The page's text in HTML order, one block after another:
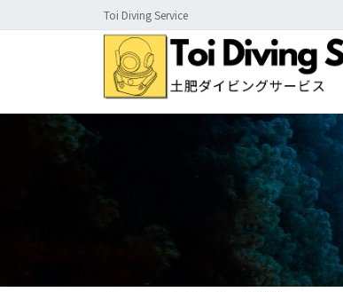
ン
に
ビ
ョ
Toi Diving Service